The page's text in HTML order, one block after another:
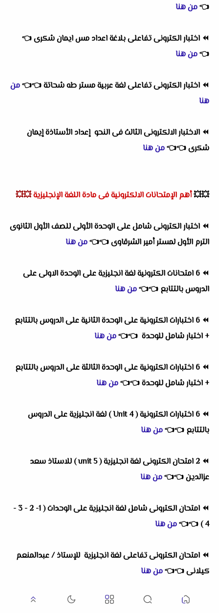
👈من هنا
⏪ اختبار الكترونى تفاعلى بلاغة اعداد مس ايمان شكرى👈
👈من هنا
⏪ اختبار الكترونى تفاعلى لغة عربية مستر طه شحاتة👈
👈من
هنا
⏪ الاختبار الالكترونى الثالث فى النحو إعداد الأستاذة إيمان
شكرى👈
👈من هنا
💥💥أهم الإمتحانات الالكترونية فى مادة اللغة الإنجليزية💥💥
⏪ اختبار الكترونى شامل على الوحدة الأولى للصف الأول الثانوى
الترم الأول لمستر أمير الشرقاوى👈
👈من هنا
⏪
6 امتحانات الكترونية لغة انجليزية على الوحدة الاولى على
الدروس بالتتابع 👈
👈من هنا
⏪
6 اختبارات الكترونية على الوحدة الثانية على الدروس بالتتابع
+ اختبار شامل للوحدة 👈
👈من هنا
⏪
6 اختبارات الكترونية على الوحدة الثالثة على الدروس بالتتابع
+ اختبار شامل للوحدة👈
👈من هنا
⏪
6 اختبارات الكترونية ( Unit 4 ) لغة انجليزية على الدروس
بالتتابع 👈
👈من هنا
⏪
2 امتحان الكترونى لغة انجليزية ( unit 5 ) للاستاذ سعد
عزالدين👈
👈من هنا
⏪
امتحان الكترونى شامل لغة انجليزية على الوحدات ( 1- 2 - 3 -
4 )
👈
👈من هنا
⏪ امتحان الكترونى تفاعلى لغة انجليزية للإستاذ / عبدالمنعم
كيلانى👈
👈من هنا